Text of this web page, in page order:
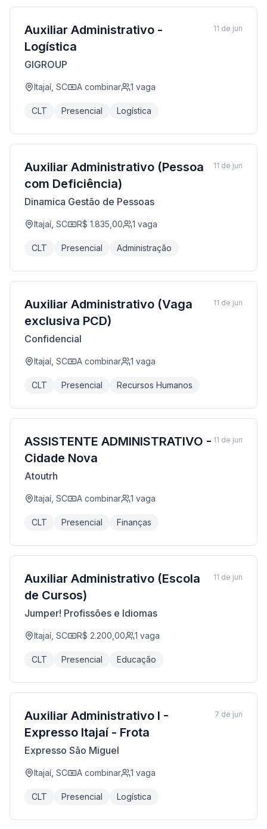
Auxiliar Administrativo -
Logística
GIGROUP
Itajaí, SC A combinar 1 vaga
CLT Presencial Logística
11 de jun
Auxiliar Administrativo (Pessoa
com Deficiência)
Dinamica Gestão de Pessoas
Itajaí, SC R$ 1.835,00 1 vaga
CLT Presencial Administração
11 de jun
Auxiliar Administrativo (Vaga
exclusiva PCD)
Confidencial
Itajaí, SC A combinar 1 vaga
CLT Presencial Recursos Humanos
11 de jun
ASSISTENTE ADMINISTRATIVO -
Cidade Nova
Atoutrh
Itajaí, SC A combinar 1 vaga
CLT Presencial Finanças
11 de jun
Auxiliar Administrativo (Escola
de Cursos)
Jumper! Profissões e Idiomas
Itajaí, SC R$ 2.200,00 1 vaga
CLT Presencial Educação
11 de jun
Auxiliar Administrativo I -
Expresso Itajaí - Frota
Expresso São Miguel
Itajaí, SC A combinar 1 vaga
CLT Presencial Logística
7 de jun